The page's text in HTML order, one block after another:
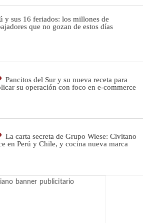
y sus 16 feriados: los millones de
que no gozan de estos días
Pancitos del Sur y su nueva receta para
su operación con foco en e-commerce
La carta secreta de Grupo Wiese: Civitano
en Perú y Chile, y cocina nueva marca